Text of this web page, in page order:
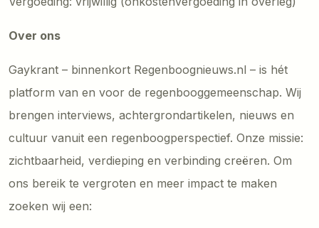
Over ons
Gaykrant – binnenkort Regenboognieuws.nl – is hét
platform van en voor de regenbooggemeenschap. Wij
brengen interviews, achtergrondartikelen, nieuws en
cultuur vanuit een regenboogperspectief. Onze missie:
zichtbaarheid, verdieping en verbinding creëren. Om
ons bereik te vergroten en meer impact te maken
zoeken wij een: